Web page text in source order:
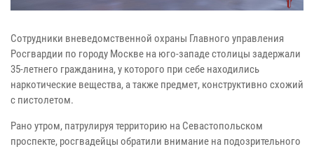
Сотрудники вневедомственной охраны Главного управления
Росгвардии по городу Москве на юго-западе столицы задержали
35-летнего гражданина, у которого при себе находились
наркотические вещества, а также предмет, конструктивно схожий
с пистолетом.
Рано утром, патрулируя территорию на Севастопольском
проспекте, росгвадейцы обратили внимание на подозрительного